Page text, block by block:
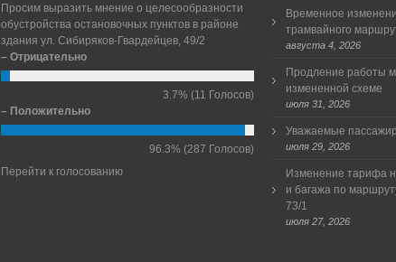
Просим выразить мнение о целесообразности
обустройства остановочных пунктов в районе
здания ул. Сибиряков-Гвардейцев, 49/2
– Отрицательно
3.7% (11 Голосов)
– Положительно
96.3% (287 Голосов)
Перейти к голосованию
Временное
трамвайного
августа 4, 2026
Продление работы
измененной схеме
июля 31, 2026
Уважаемые
июля 29, 2026
Изменение тарифа
и багажа по
73/1
июля 27, 2026